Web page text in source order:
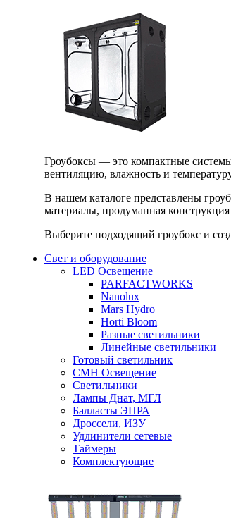
Гроубоксы — это компактные
вентиляцию, влажность и
В нашем каталоге представлены
материалы, продуманная
Выберите подходящий гроубокс и
Свет и оборудование
LED Освещение
PARFACTWORKS
Nanolux
Mars Hydro
Horti Bloom
Разные светильники
Линейные светильники
Готовый светильник
CMH Освещение
Светильники
Лампы Днат, МГЛ
Балласты ЭПРА
Дроссели, ИЗУ
Удлинители сетевые
Таймеры
Комплектующие